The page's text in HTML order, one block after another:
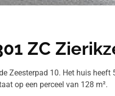
ZC
Zeesterpad 10. Het huis heeft
op een perceel van 128 m².